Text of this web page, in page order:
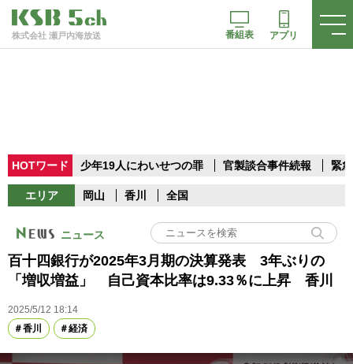
株式会社 瀬戸内海放送 番組表 アプリ
HOTワード 少年19人にわいせつの罪 官製談合事件続報 緊
エリア 岡山 香川 全国
ニュース
百十四銀行が2025年3月期の決算発表 3年ぶりの
「増収増益」 自己資本比率は9.33％に上昇 香川
2025/5/12 18:14
香川
経済